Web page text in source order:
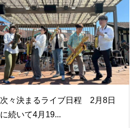
次々決まるライブ日程 2月8日
に続いて4月19...